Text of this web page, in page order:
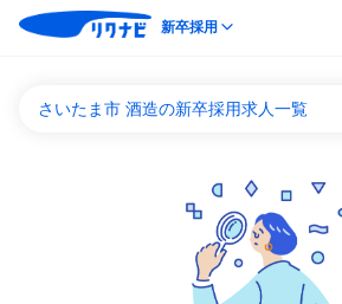
新卒採用
さいたま市 酒造の新卒採用求人一覧